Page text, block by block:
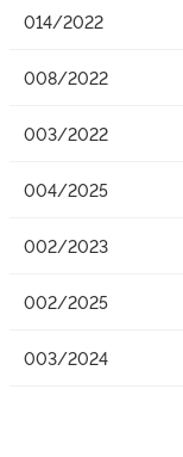
014/2022
008/2022
003/2022
004/2025
002/2023
002/2025
003/2024